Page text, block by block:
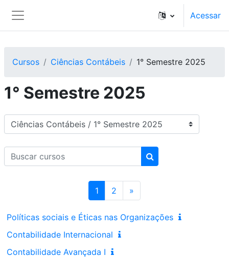
Painel lateral
Acessar
Cursos Ciências Contábeis 1° Semestre 2025
1° Semestre 2025
Categorias de Cursos
Buscar cursos
Buscar cursos
1 Página 1
2 Página 2
»
Políticas sociais e Éticas nas Organizações
Contabilidade Internacional
Contabilidade Avançada I